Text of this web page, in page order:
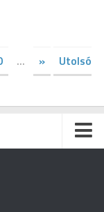
... »
Utolsó